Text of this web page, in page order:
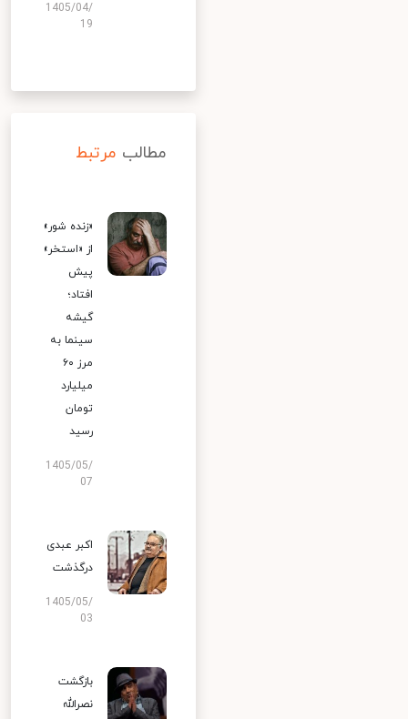
1405/04/
19
مطالب مرتبط
«زنده شور»
از «استخر»
پیش
افتاد؛
گیشه
سینما به
مرز ۶۰
میلیارد
تومان
رسید
1405/05/
07
اکبر عبدی
درگذشت
1405/05/
03
بازگشت
نصرالله